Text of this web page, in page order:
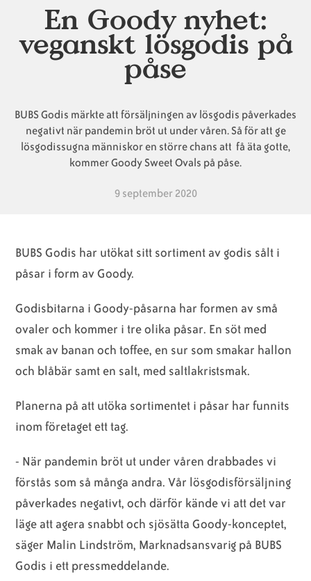
Animaliska
ingredienser
Veganska
konsumentlistor
Vanliga
frågor
Veganska
substitut
Veganska
certifieringar
En Goody nyhet:
veganskt lösgodis på
påse
BUBS Godis märkte att försäljningen av lösgodis påverkades
negativt när pandemin bröt ut under våren. Så för att ge
lösgodissugna människor en större chans att få äta gotte,
kommer Goody Sweet Ovals på påse.
9 september 2020
BUBS Godis har utökat sitt sortiment av godis sålt i
påsar i form av Goody.
Godisbitarna i Goody-påsarna har formen av små
ovaler och kommer i tre olika påsar. En söt med
smak av banan och toffee, en sur som smakar hallon
och blåbär samt en salt, med saltlakristsmak.
Planerna på att utöka sortimentet i påsar har funnits
inom företaget ett tag.
- När pandemin bröt ut under våren drabbades vi
förstås som så många andra. Vår lösgodisförsäljning
påverkades negativt, och därför kände vi att det var
läge att agera snabbt och sjösätta Goody-konceptet,
säger Malin Lindström, Marknadsansvarig på BUBS
Godis i ett pressmeddelande.